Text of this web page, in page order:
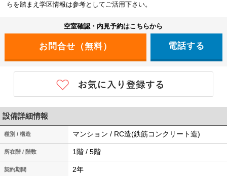
らを踏まえ学区情報は参考としてご活用下さい。
空室確認・内見予約はこちらから
電話する
設備詳細情報
種別 / 構造 マンション / RC造(鉄筋コンクリート造)
所在階 / 階数 1階 / 5階
契約期間 2年